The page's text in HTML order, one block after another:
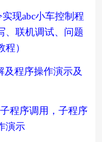
实现abc小车控制程
、联机调试、问题
）
及程序操作演示及
子程序调用，子程序
演示